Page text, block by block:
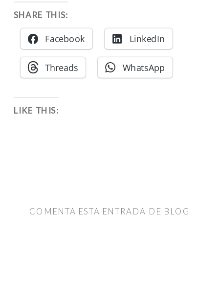
SHARE THIS:
Facebook LinkedIn
Threads WhatsApp
LIKE THIS:
COMENTA ESTA ENTRADA DE BLOG